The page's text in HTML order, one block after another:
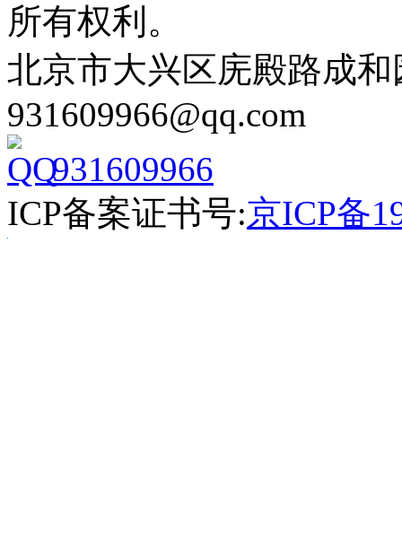
所有权利。
北京市大兴区庑殿路成和
931609966@qq.com
931609966
ICP备案证书号:京ICP备